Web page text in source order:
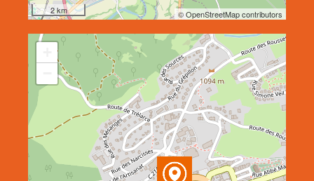
2 km © OpenStreetMap contributors